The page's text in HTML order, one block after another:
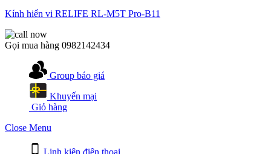
Kính hiển vi RELIFE RL-M5T Pro-B11
Gọi mua hàng 0982142434
Group báo giá
Khuyến mại
Giỏ hàng
Close Menu
Linh kiện điện thoại